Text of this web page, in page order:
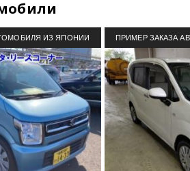
ИЗ ЯПОНИИ ПРИМЕР ЗАКАЗА